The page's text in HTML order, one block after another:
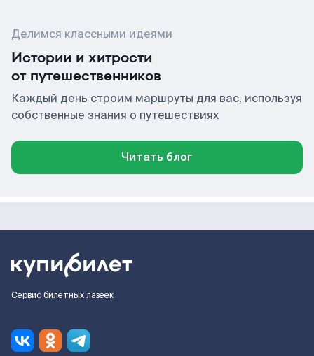
Делимся классными идеями
Истории и хитрости
от путешественников
Каждый день строим маршруты для вас, используя
собственные знания о путешествиях
Читать блог
Сервис билетных лазеек